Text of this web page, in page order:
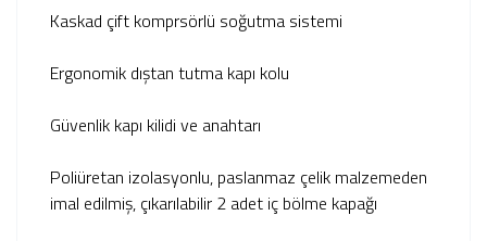
Kaskad çift komprsörlü soğutma sistemi
Ergonomik dıştan tutma kapı kolu
Güvenlik kapı kilidi ve anahtarı
Poliüretan izolasyonlu, paslanmaz çelik malzemeden
imal edilmiş, çıkarılabilir 2 adet iç bölme kapağı